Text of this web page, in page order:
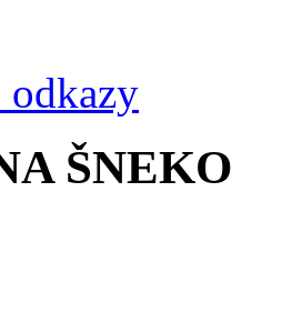
odkazy
ŠNEKO